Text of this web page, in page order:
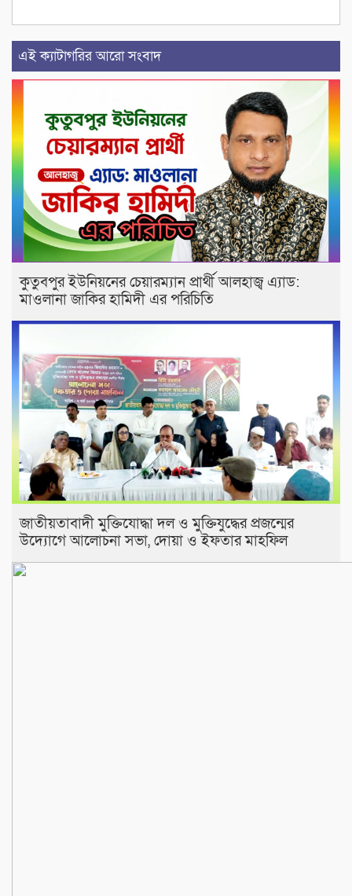
এই ক্যাটাগরির আরো সংবাদ
কুতুবপুর ইউনিয়নের চেয়ারম্যান প্রার্থী আলহাজ্ব এ‍্যাড:
মাওলানা জাকির হামিদী এর পরিচিতি
জাতীয়তাবাদী মুক্তিযোদ্ধা দল ও মুক্তিযুদ্ধের প্রজন্মের
উদ্যোগে আলোচনা সভা, দোয়া ও ইফতার মাহফিল